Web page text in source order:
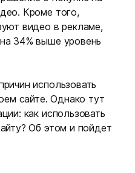
Кроме того,
видео в рекламе,
34% выше уровень
использовать
сайте. Однако тут
как использовать
Об этом и пойдет